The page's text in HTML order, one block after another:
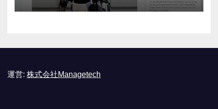
運営: 株式会社Managetech